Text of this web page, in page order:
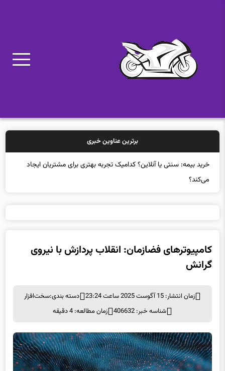
برترین عناوین خبری
خرید
گرانش
شناسه خبر: 406632
زمان مطالعه: 4 دقیقه